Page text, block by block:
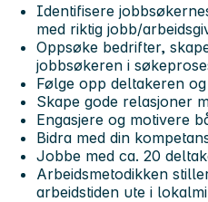
Identifisere
med riktig jobb/
Oppsøke bedrifter,
jobbsøkeren i
Følge opp deltakeren
Skape gode relasjoner
Engasjere og motivere
Bidra med din
Jobbe med ca. 20
Arbeidsmetodikken
arbeidstiden ute i